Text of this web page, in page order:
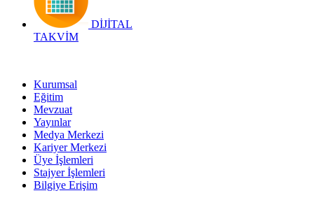
DİJİTAL
TAKVİM
Kurumsal
Eğitim
Mevzuat
Yayınlar
Medya Merkezi
Kariyer Merkezi
Üye İşlemleri
Stajyer İşlemleri
Bilgiye Erişim